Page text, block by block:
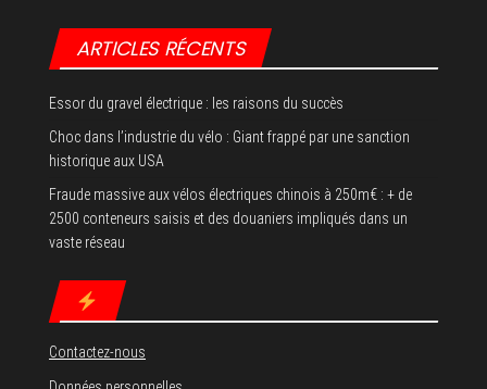
ARTICLES RÉCENTS
Essor du gravel électrique : les raisons du succès
Choc dans l’industrie du vélo : Giant frappé par une sanction
historique aux USA
Fraude massive aux vélos électriques chinois à 250m€ : + de
2500 conteneurs saisis et des douaniers impliqués dans un
vaste réseau
Contactez-nous